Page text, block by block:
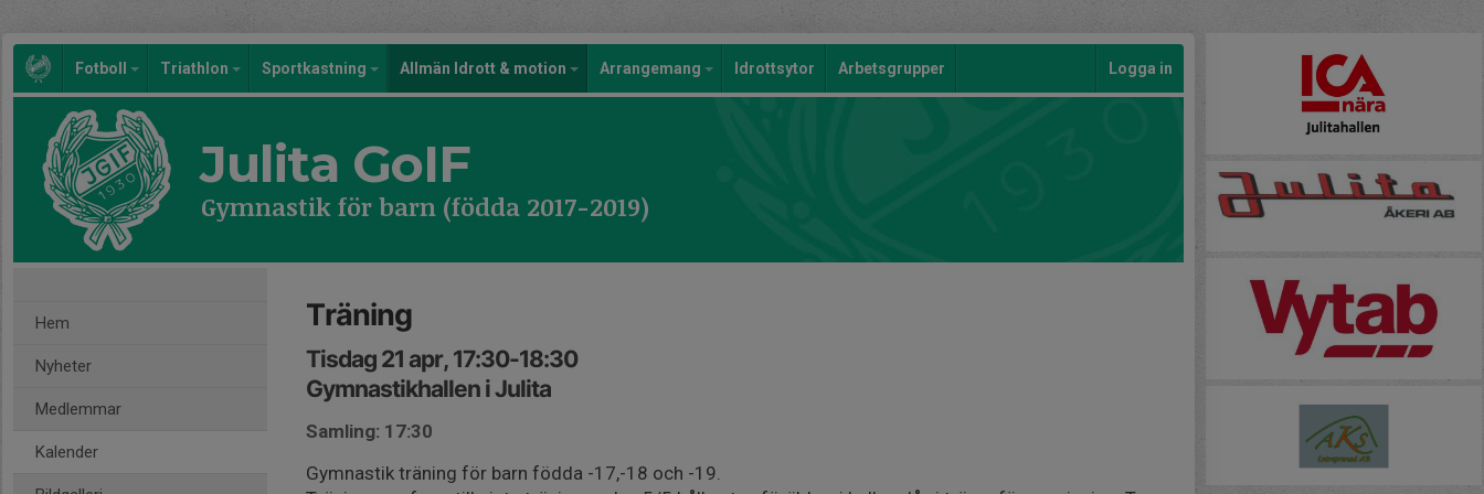
Fotboll Triathlon Sportkastning Allmän Idrott & motion Arrangemang Idrottsytor Arbetsgrupper Logga in
Julita GoIF
Gymnastik för barn (födda 2017-2019)
Hem
Nyheter
Medlemmar
Kalender
Träning
Tisdag 21 apr, 17:30-18:30
Gymnastikhallen i Julita
Samling: 17:30
Gymnastik träning för barn födda -17,-18 och -19.